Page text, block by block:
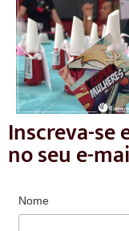
Inscreva-se
no seu e-
Nome